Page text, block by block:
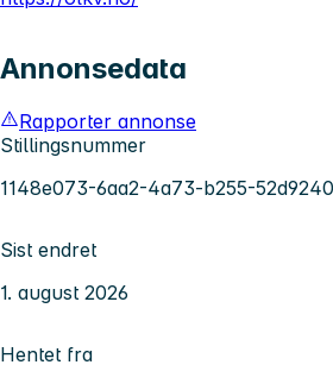
Annonsedata
Rapporter annonse
Stillingsnummer
1148e073-6aa2-4a73-b255-
Sist endret
1. august 2026
Hentet fra